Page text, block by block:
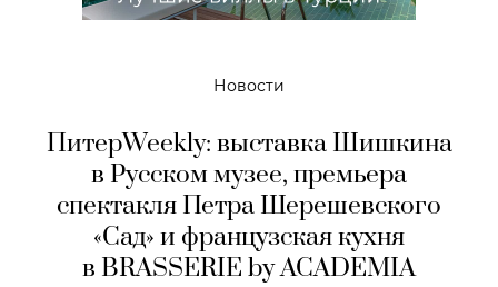
Новости
ПитерWeekly: выставка Шишкина
в Русском музее, премьера
спектакля Петра Шерешевского
«Сад» и французская кухня
в BRASSERIE by ACADEMIA